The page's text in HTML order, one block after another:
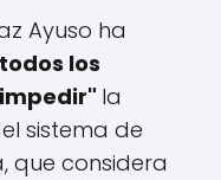
Ayuso ha
los
la
sistema de
que considera